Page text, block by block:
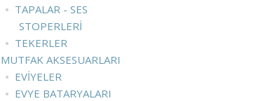
TAPALAR - SES
STOPERLERI
TEKERLER
MUTFAK AKSESUARLARI
EVIYELER
EVYE BATARYALARI